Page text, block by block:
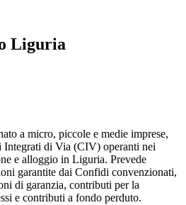
Liguria
a micro, piccole e medie imprese,
Integrati di Via (CIV) operanti nei
e alloggio in Liguria. Prevede
garantite dai Confidi convenzionati,
di garanzia, contributi per la
e contributi a fondo perduto.